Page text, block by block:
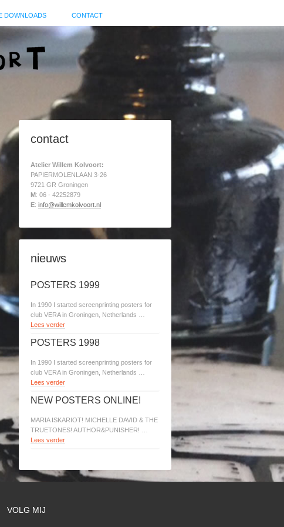
DOWNLOADS CONTACT
contact
Atelier Willem Kolvoort:
PAPIERMOLENLAAN 3-26
9721 GR Groningen
M: 06 - 42252879
E: info@willemkolvoort.nl
nieuws
POSTERS 1999
In 1990 I started screenprinting posters for
club VERA in Groningen, Netherlands …
Lees verder
POSTERS 1998
In 1990 I started screenprinting posters for
club VERA in Groningen, Netherlands …
Lees verder
NEW POSTERS ONLINE!
MARIA ISKARIOT! MICHELLE DAVID & THE
TRUETONES! AUTHOR&PUNISHER! …
Lees verder
VOLG MIJ